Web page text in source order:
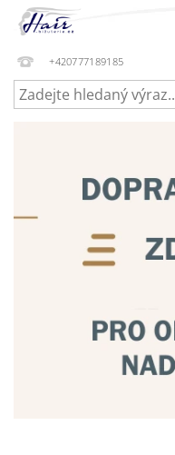
+420777189185